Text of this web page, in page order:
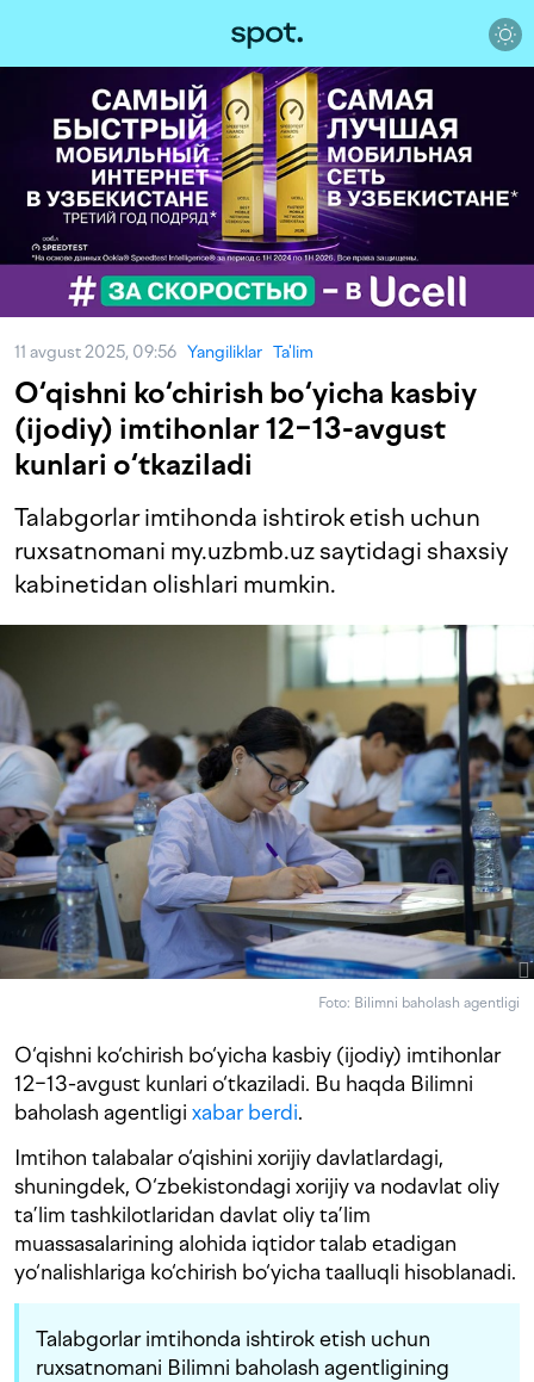
11 avgust 2025, 09:56 Yangiliklar Ta'lim
O‘qishni ko‘chirish bo‘yicha kasbiy
(ijodiy) imtihonlar 12−13-avgust
kunlari o‘tkaziladi
Talabgorlar imtihonda ishtirok etish uchun
ruxsatnomani my.uzbmb.uz saytidagi shaxsiy
kabinetidan olishlari mumkin.
Foto: Bilimni baholash agentligi
O‘qishni ko‘chirish bo‘yicha kasbiy (ijodiy) imtihonlar
12−13-avgust kunlari o‘tkaziladi. Bu haqda Bilimni
baholash agentligi xabar berdi.
Imtihon talabalar o‘qishini xorijiy davlatlardagi,
shuningdek, O‘zbekistondagi xorijiy va nodavlat oliy
ta’lim tashkilotlaridan davlat oliy ta’lim
muassasalarining alohida iqtidor talab etadigan
yo‘nalishlariga ko‘chirish bo‘yicha taalluqli hisoblanadi.
Talabgorlar imtihonda ishtirok etish uchun
ruxsatnomani Bilimni baholash agentligining